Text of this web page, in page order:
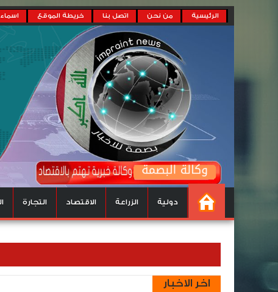
الرئيسية من نحن اتصل بنا خريطة الموقع
دولية الزراعة الاقتصاد التجارة
اخر الاخبار